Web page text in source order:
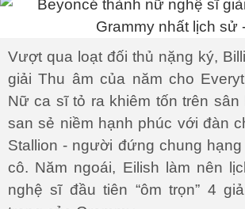
Vượt qua loạt đối thủ nặng ký,
giải Thu âm của năm cho
Nữ ca sĩ tỏ ra khiêm tốn trên sân
san sẻ niềm hạnh phúc với đàn
Stallion - người đứng chung
cô. Năm ngoái, Eilish làm nên
nghệ sĩ đầu tiên “ôm trọn” 4